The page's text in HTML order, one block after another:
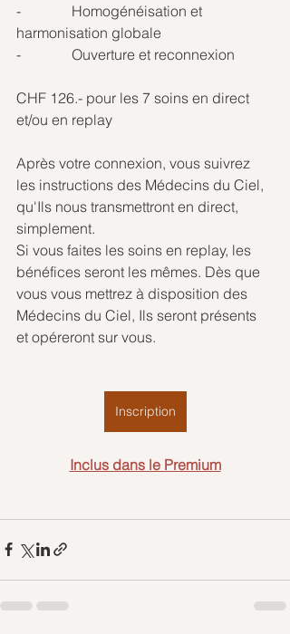
-              Homogénéisation et
harmonisation globale
-              Ouverture et reconnexion
CHF 126.- pour les 7 soins en direct
et/ou en replay
Après votre connexion, vous suivrez
les instructions des Médecins du Ciel,
qu'Ils nous transmettront en direct,
simplement.
Si vous faites les soins en replay, les
bénéfices seront les mêmes. Dès que
vous vous mettrez à disposition des
Médecins du Ciel, Ils seront présents
et opéreront sur vous.
Inscription
Inclus dans le Premium